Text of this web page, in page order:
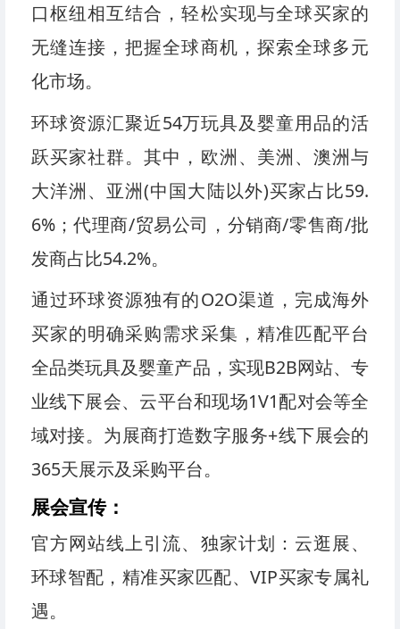
口枢纽相互结合，轻松实现与全球买家的
无缝连接，把握全球商机，探索全球多元
化市场。
环球资源汇聚近54万玩具及婴童用品的活
跃买家社群。其中，欧洲、美洲、澳洲与
大洋洲、亚洲(中国大陆以外)买家占比59.
6%；代理商/贸易公司，分销商/零售商/批
发商占比54.2%。
通过环球资源独有的O2O渠道，完成海外
买家的明确采购需求采集，精准匹配平台
全品类玩具及婴童产品，实现B2B网站、专
业线下展会、云平台和现场1V1配对会等全
域对接。为展商打造数字服务+线下展会的
365天展示及采购平台。
展会宣传：
官方网站线上引流、独家计划：云逛展、
环球智配，精准买家匹配、VIP买家专属礼
遇。